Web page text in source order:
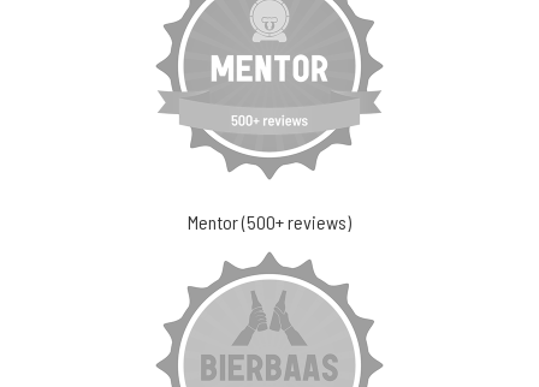
Mentor (500+ reviews)